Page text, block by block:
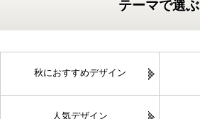
テーマで選ぶ
秋におすすめデザイン
人気デザイン